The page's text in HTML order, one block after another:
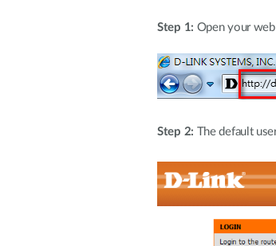
Step 1: Open your
Step 2: The default